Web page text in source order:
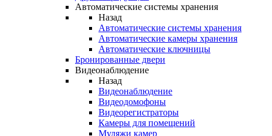
Автоматические системы хранения
Назад
Автоматические системы хранения
Автоматические камеры хранения
Автоматические ключницы
Бронированные двери
Видеонаблюдение
Назад
Видеонаблюдение
Видеодомофоны
Видеорегистраторы
Камеры для помещений
Муляжи камер